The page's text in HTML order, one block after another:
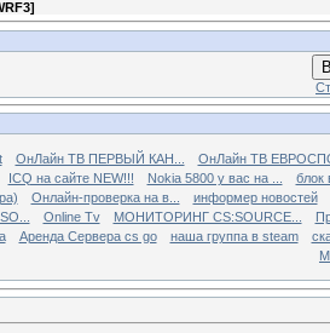
]
ОнЛайн ТВ ПЕРВЫЙ КАН...
ОнЛайн ТВ
ICQ на сайте NEW!!! Nokia 5800 у вас на ...
блок
Онлайн-проверка на в...
информер новостей
Online Tv МОНИТОРИНГ CS:SOURCE...
Аренда Сервера cs go наша группа в steam